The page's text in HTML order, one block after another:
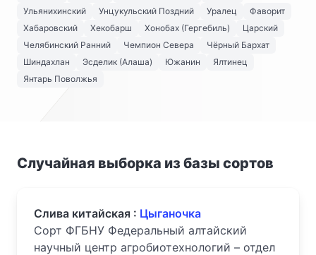
Ульянихинский
Унцукульский Поздний Уралец
Фаворит
Хабаровский
Хекобарш Хонобах (Гергебиль)
Царский
Челябинский Ранний
Чемпион Севера
Чёрный Бархат
Шиндахлан
Эсделик (Алаша) Южанин
Ялтинец
Янтарь Поволжья
Случайная выборка из базы сортов
Слива китайская : Цыганочка
Сорт ФГБНУ Федеральный алтайский
научный центр агробиотехнологий – отдел